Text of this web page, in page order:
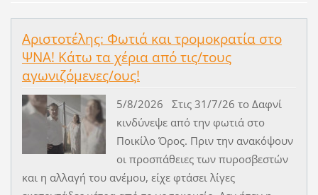
Αριστοτέλης: Φωτιά και τρομοκρατία στο
ΨΝΑ! Κάτω τα χέρια από τις/τους
αγωνιζόμενες/ους!
5/8/2026 Στις 31/7/26 το Δαφνί
κινδύνεψε από την φωτιά στο
Ποικίλο Όρος. Πριν την ανακόψουν
οι προσπάθειες των πυροσβεστών
και η αλλαγή του ανέμου, είχε φτάσει λίγες